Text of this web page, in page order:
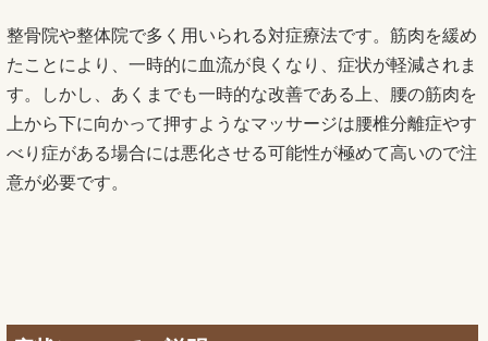
整骨院や整体院で多く用いられる対症療法です。筋肉を緩め
たことにより、一時的に血流が良くなり、症状が軽減されま
す。しかし、あくまでも一時的な改善である上、腰の筋肉を
上から下に向かって押すようなマッサージは腰椎分離症やす
べり症がある場合には悪化させる可能性が極めて高いので注
意が必要です。